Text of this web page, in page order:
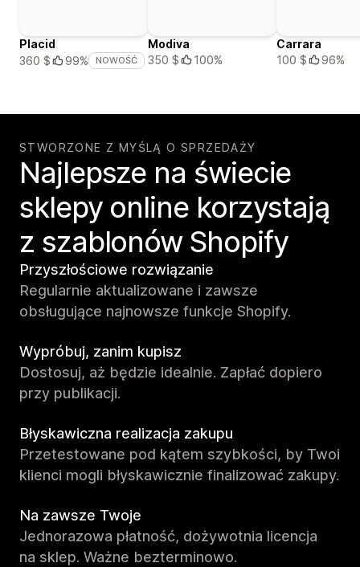
Placid
360 $
99% NOWOŚĆ
Modiva
350 $
100%
Carrara
100 $
96%
STWORZONE Z MYŚLĄ O SPRZEDAŻY
Najlepsze na świecie
sklepy online korzystają
z szablonów Shopify
Przyszłościowe rozwiązanie
Regularnie aktualizowane i zawsze
obsługujące najnowsze funkcje Shopify.
Wypróbuj, zanim kupisz
Dostosuj, aż będzie idealnie. Zapłać dopiero
przy publikacji.
Błyskawiczna realizacja zakupu
Przetestowane pod kątem szybkości, by Twoi
klienci mogli błyskawicznie finalizować zakupy.
Na zawsze Twoje
Jednorazowa płatność, dożywotnia licencja
na sklep. Ważne bezterminowo.